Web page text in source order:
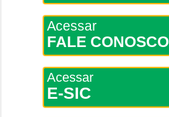
Acessar
FALE CONOSCO
Acessar
E-SIC